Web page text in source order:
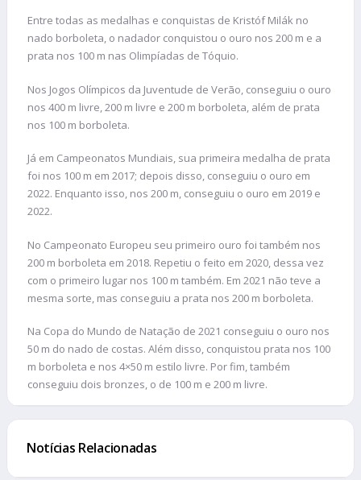
Entre todas as medalhas e conquistas de Kristóf Milák no
nado borboleta, o nadador conquistou o ouro nos 200 m e a
prata nos 100 m nas Olimpíadas de Tóquio.
Nos Jogos Olímpicos da Juventude de Verão, conseguiu o ouro
nos 400 m livre, 200 m livre e 200 m borboleta, além de prata
nos 100 m borboleta.
Já em Campeonatos Mundiais, sua primeira medalha de prata
foi nos 100 m em 2017; depois disso, conseguiu o ouro em
2022. Enquanto isso, nos 200 m, conseguiu o ouro em 2019 e
2022.
No Campeonato Europeu seu primeiro ouro foi também nos
200 m borboleta em 2018. Repetiu o feito em 2020, dessa vez
com o primeiro lugar nos 100 m também. Em 2021 não teve a
mesma sorte, mas conseguiu a prata nos 200 m borboleta.
Na Copa do Mundo de Natação de 2021 conseguiu o ouro nos
50 m do nado de costas. Além disso, conquistou prata nos 100
m borboleta e nos 4×50 m estilo livre. Por fim, também
conseguiu dois bronzes, o de 100 m e 200 m livre.
Notícias Relacionadas